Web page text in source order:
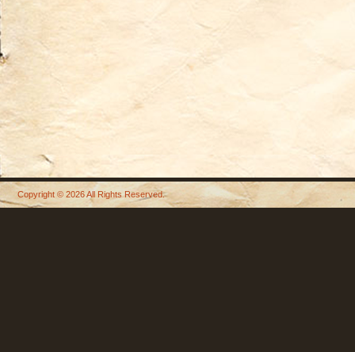
Copyright © 2026 All Rights Reserved.